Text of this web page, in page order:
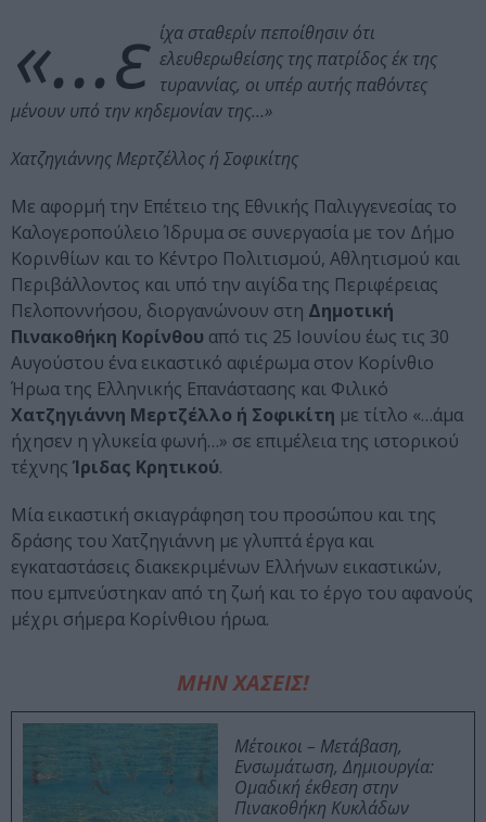
«…ε ίχα σταθερίν πεποίθησιν ότι
ελευθερωθείσης της πατρίδος έκ της
τυραννίας, οι υπέρ αυτής παθόντες
μένουν υπό την κηδεμονίαν της…»
Χατζηγιάννης Μερτζέλλος ή Σοφικίτης
Με αφορμή την Επέτειο της Εθνικής Παλιγγενεσίας το
Καλογεροπούλειο Ίδρυμα σε συνεργασία με τον Δήμο
Κορινθίων και το Κέντρο Πολιτισμού, Αθλητισμού και
Περιβάλλοντος και υπό την αιγίδα της Περιφέρειας
Πελοποννήσου, διοργανώνουν στη Δημοτική
Πινακοθήκη Κορίνθου από τις 25 Ιουνίου έως τις 30
Αυγούστου ένα εικαστικό αφιέρωμα στον Κορίνθιο
Ήρωα της Ελληνικής Επανάστασης και Φιλικό
Χατζηγιάννη Μερτζέλλο ή Σοφικίτη με τίτλο «…άμα
ήχησεν η γλυκεία φωνή…» σε επιμέλεια της ιστορικού
τέχνης Ίριδας Κρητικού.
Μία εικαστική σκιαγράφηση του προσώπου και της
δράσης του Χατζηγιάννη με γλυπτά έργα και
εγκαταστάσεις διακεκριμένων Ελλήνων εικαστικών,
που εμπνεύστηκαν από τη ζωή και το έργο του αφανούς
μέχρι σήμερα Κορίνθιου ήρωα.
ΜΗΝ ΧΑΣΕΙΣ!
Μέτοικοι – Μετάβαση,
Ενσωμάτωση, Δημιουργία:
Ομαδική έκθεση στην
Πινακοθήκη Κυκλάδων